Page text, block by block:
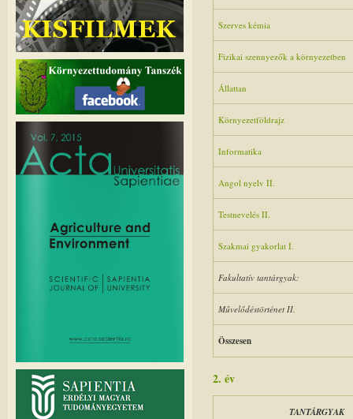
Szerves kémia
Fizikai szennyezők a környezetben
Állattan
Környezetföldrajz
Informatika
Angol nyelv II.
Testnevelés II.
Szakmai gyakorlat I.
Fakultatív tantárgyak:
Művelődéstörténet II.
Összesen
2. év
TANTÁRGYAK